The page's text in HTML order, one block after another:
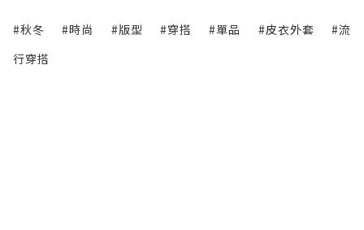
#秋冬 #時尚 #版型 #穿搭 #單品 #皮衣外套
#流
行穿搭